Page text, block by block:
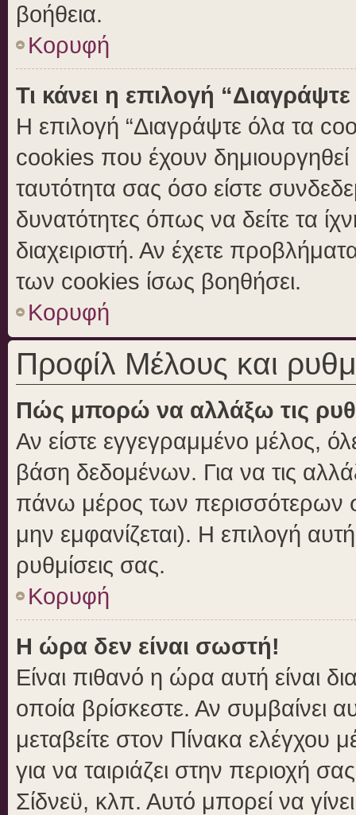
βοήθεια.
Κορυφή
Τι κάνει η επιλογή
Η επιλογή “Διαγράψτε όλα τα
cookies που έχουν
ταυτότητα σας όσο είστε
δυνατότητες όπως να δείτε τα
διαχειριστή. Αν έχετε
των cookies ίσως βοηθήσει.
Κορυφή
Προφίλ Μέλους και
Πώς μπορώ να αλλάξω τις
Αν είστε εγγεγραμμένο μέλος,
βάση δεδομένων. Για να τις
πάνω μέρος των περισσότερων
μην εμφανίζεται). Η επιλογή
ρυθμίσεις σας.
Κορυφή
Η ώρα δεν είναι σωστή!
Είναι πιθανό η ώρα αυτή είναι
οποία βρίσκεστε. Αν συμβαίνει
μεταβείτε στον Πίνακα ελέγχου
για να ταιριάζει στην περιοχή
Σίδνεϋ, κλπ. Αυτό μπορεί να